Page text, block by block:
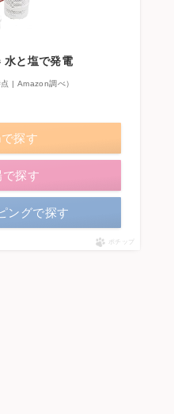
水と塩で発電
| Amazon調べ）
探す
探す
ングで探す
ポチップ